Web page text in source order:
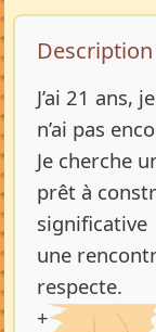
Description
J’ai 21 ans,
n’ai pas
Je cherche
prêt à
significative
une
respecte.
+